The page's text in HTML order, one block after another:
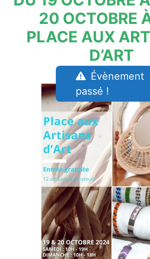
20 OCTOBRE
PLACE AUX
D’ART
Évènement
passé !